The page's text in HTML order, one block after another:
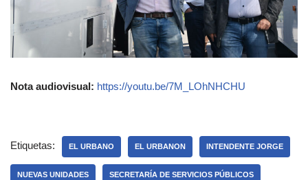
Nota audiovisual: https://youtu.be/7M_LOhNHCHU
Etiquetas: EL URBANO EL URBANON INTENDENTE JORGE
NUEVAS UNIDADES SECRETARÍA DE SERVICIOS PÚBLICOS